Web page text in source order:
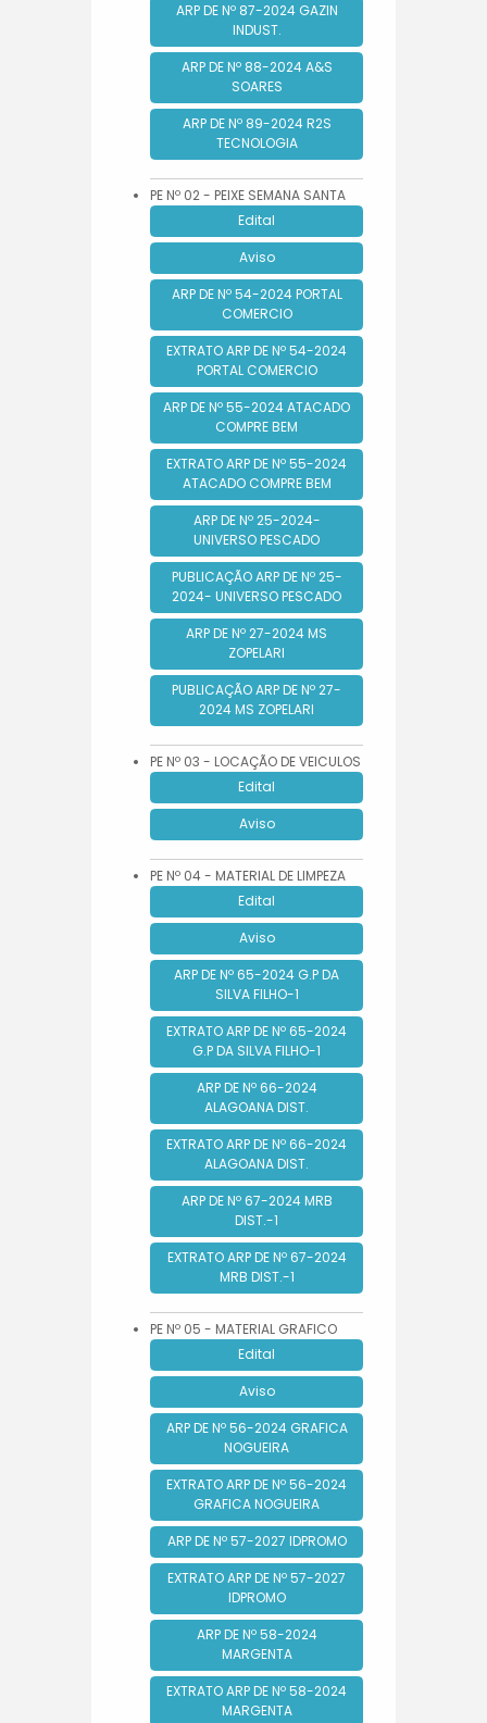
ARP DE Nº 87-2024 GAZIN
INDUST.
ARP DE Nº 88-2024 A&S
SOARES
ARP DE Nº 89-2024 R2S
TECNOLOGIA
PE Nº 02 - PEIXE SEMANA SANTA
Edital
Aviso
ARP DE Nº 54-2024 PORTAL
COMERCIO
EXTRATO ARP DE Nº 54-2024
PORTAL COMERCIO
ARP DE Nº 55-2024 ATACADO
COMPRE BEM
EXTRATO ARP DE Nº 55-2024
ATACADO COMPRE BEM
ARP DE Nº 25-2024-
UNIVERSO PESCADO
PUBLICAÇÃO ARP DE Nº 25-
2024- UNIVERSO PESCADO
ARP DE Nº 27-2024 MS
ZOPELARI
PUBLICAÇÃO ARP DE Nº 27-
2024 MS ZOPELARI
PE Nº 03 - LOCAÇÃO DE VEICULOS
Edital
Aviso
PE Nº 04 - MATERIAL DE LIMPEZA
Edital
Aviso
ARP DE Nº 65-2024 G.P DA
SILVA FILHO-1
EXTRATO ARP DE Nº 65-2024
G.P DA SILVA FILHO-1
ARP DE Nº 66-2024
ALAGOANA DIST.
EXTRATO ARP DE Nº 66-2024
ALAGOANA DIST.
ARP DE Nº 67-2024 MRB
DIST.-1
EXTRATO ARP DE Nº 67-2024
MRB DIST.-1
PE Nº 05 - MATERIAL GRAFICO
Edital
Aviso
ARP DE Nº 56-2024 GRAFICA
NOGUEIRA
EXTRATO ARP DE Nº 56-2024
GRAFICA NOGUEIRA
ARP DE Nº 57-2027 IDPROMO
EXTRATO ARP DE Nº 57-2027
IDPROMO
ARP DE Nº 58-2024
MARGENTA
EXTRATO ARP DE Nº 58-2024
MARGENTA